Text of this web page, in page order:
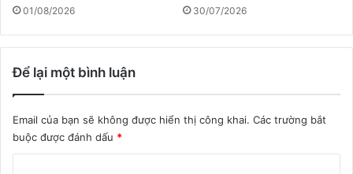
01/08/2026 30/07/2026
Để lại một bình luận
Email của bạn sẽ không được hiển thị công khai. Các trường bắt
buộc được đánh dấu *